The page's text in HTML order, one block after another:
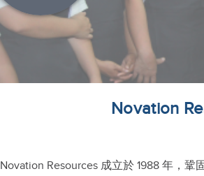
Novation
Novation Resources 成立於 1988 年，